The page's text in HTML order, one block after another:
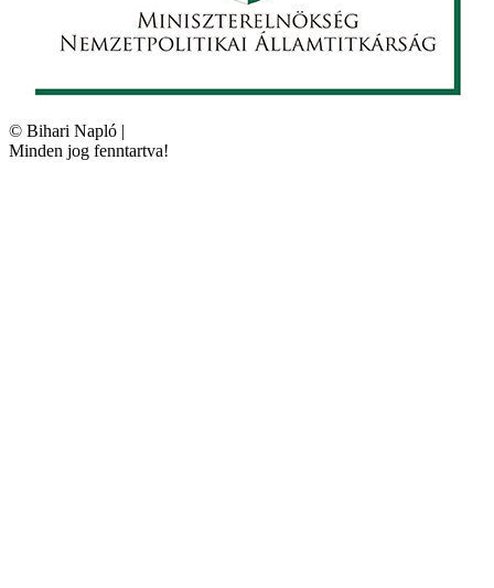
© Bihari Napló |
Minden jog fenntartva!